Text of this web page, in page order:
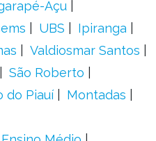
Açu
UBS
Ipiranga
Valdiosmar Santos
São Roberto
do Piauí
Montadas